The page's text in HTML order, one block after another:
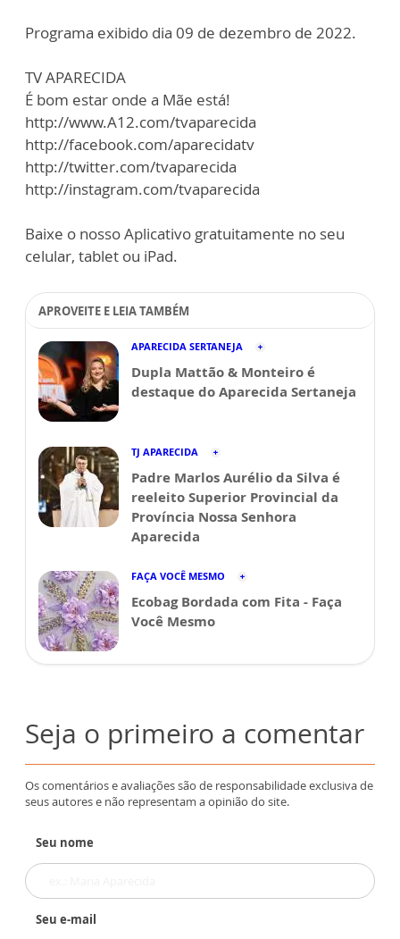
Programa exibido dia 09 de dezembro de 2022.
TV APARECIDA
É bom estar onde a Mãe está!
http://www.A12.com/tvaparecida
http://facebook.com/aparecidatv
http://twitter.com/tvaparecida
http://instagram.com/tvaparecida
Baixe o nosso Aplicativo gratuitamente no seu
celular, tablet ou iPad.
APROVEITE E LEIA TAMBÉM
APARECIDA SERTANEJA
Dupla Mattão & Monteiro é
destaque do Aparecida Sertaneja
TJ APARECIDA
Padre Marlos Aurélio da Silva é
reeleito Superior Provincial da
Província Nossa Senhora
Aparecida
FAÇA VOCÊ MESMO
Ecobag Bordada com Fita - Faça
Você Mesmo
Seja o primeiro a comentar
Os comentários e avaliações são de responsabilidade exclusiva de
seus autores e não representam a opinião do site.
Seu nome
Seu e-mail